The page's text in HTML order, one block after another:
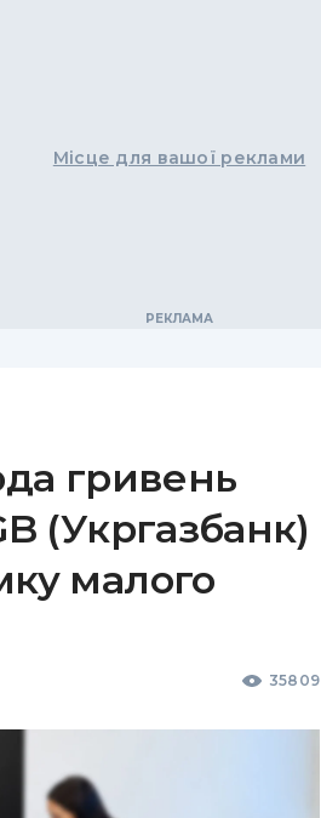
Місце для вашої реклами
гривень
(Укргазбанк)
малого
35809